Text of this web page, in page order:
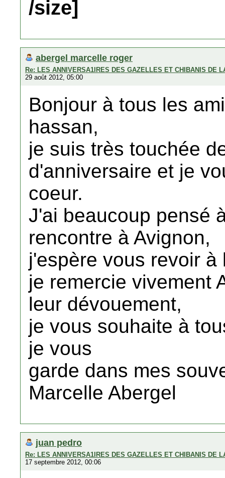
/size]
abergel marcelle roger
Re: LES ANNIVERSA1IRES DES GAZELLES ET CHIBANIS DE
29 août 2012, 05:00
Bonjour à tous les
hassan,
je suis très touchée
d'anniversaire et je
coeur.
J'ai beaucoup pensé
rencontre à Avignon,
j'espère vous revoir à
je remercie vivement
leur dévouement,
je vous souhaite à
je vous
garde dans mes
Marcelle Abergel
juan pedro
Re: LES ANNIVERSA1IRES DES GAZELLES ET CHIBANIS DE
17 septembre 2012, 00:06